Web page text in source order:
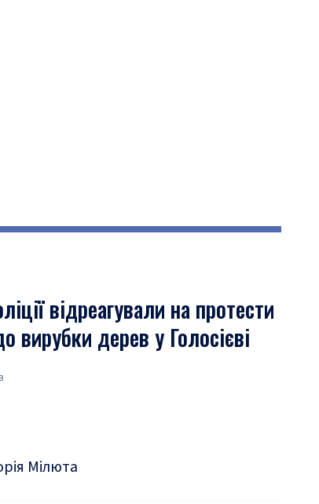
відреагували на протести
вирубки дерев у Голосієві
Мілюта